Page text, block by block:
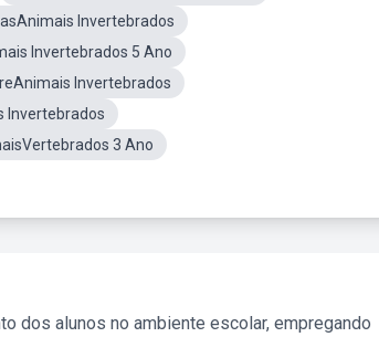
Invertebrados
Invertebrados 5 Ano
Invertebrados
Invertebrados
3 Ano
dos alunos no ambiente escolar, empregando